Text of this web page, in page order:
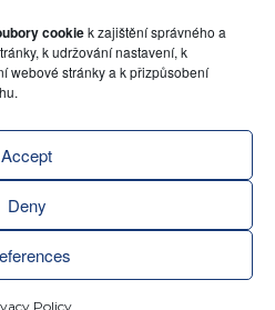
cookiek zajištění správného a
k udržování nastavení, k
webové stránky a k přizpůsobení
Accept
Deny
Policy